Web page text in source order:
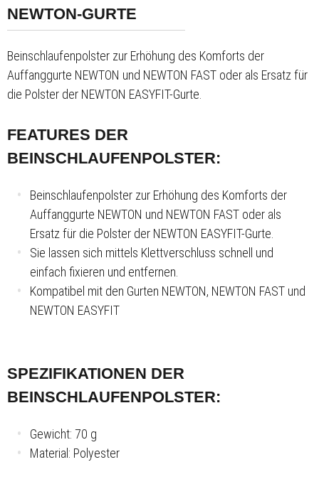
NEWTON-GURTE
Beinschlaufenpolster zur Erhöhung des Komforts der
Auffanggurte NEWTON und NEWTON FAST oder als Ersatz für
die Polster der NEWTON EASYFIT-Gurte.
FEATURES DER
BEINSCHLAUFENPOLSTER:
Beinschlaufenpolster zur Erhöhung des Komforts der
Auffanggurte NEWTON und NEWTON FAST oder als
Ersatz für die Polster der NEWTON EASYFIT-Gurte.
Sie lassen sich mittels Klettverschluss schnell und
einfach fixieren und entfernen.
Kompatibel mit den Gurten NEWTON, NEWTON FAST und
NEWTON EASYFIT
SPEZIFIKATIONEN DER
BEINSCHLAUFENPOLSTER:
Gewicht: 70 g
Material: Polyester